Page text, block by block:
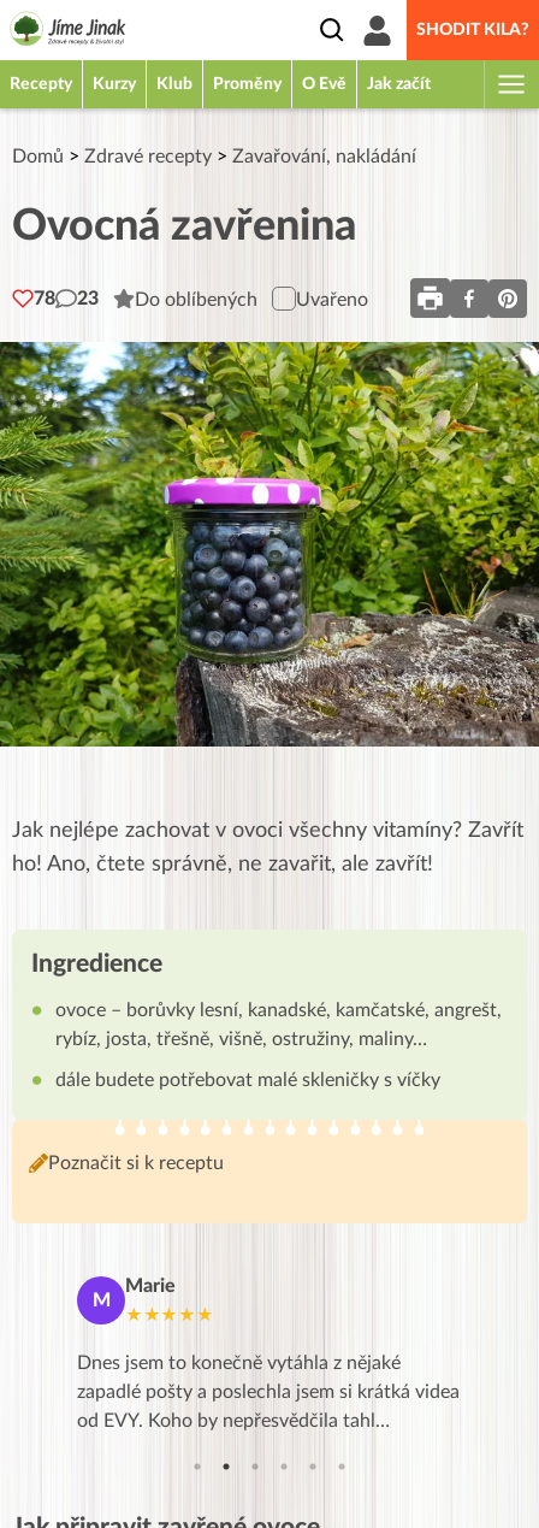
SHODIT KILA?
Recepty Kurzy Klub Proměny O Evě Jak začít
Domů > Zdravé recepty > Zavařování, nakládání
Ovocná zavřenina
78 23 Do oblíbených Uvařeno
Jak nejlépe zachovat v ovoci všechny vitamíny? Zavřít
ho! Ano, čtete správně, ne zavařit, ale zavřít!
Ingredience
ovoce – borůvky lesní, kanadské, kamčatské, angrešt,
rybíz, josta, třešně, višně, ostružiny, maliny…
dále budete potřebovat malé skleničky s víčky
Poznačit si k receptu
M
Marie
★★★★★
Dnes jsem to konečně vytáhla z nějaké
zapadlé pošty a poslechla jsem si krátká videa
od EVY. Koho by nepřesvědčila tahl…